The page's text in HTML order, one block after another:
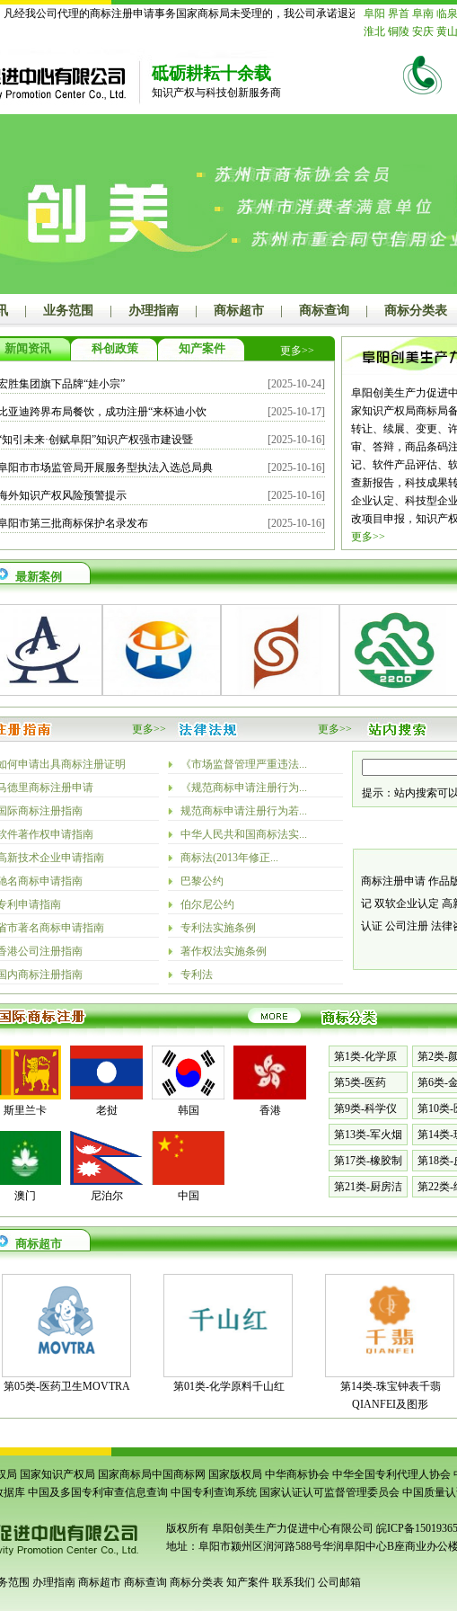
我公司代理的商标注册申请事务国家商标局未受理的，我公司承诺退还所有费用。
阜阳 界首 阜南 临泉
淮北 铜陵 安庆 黄山
天津 重庆
台州 丽水 福建
潮州 揭阳
汉 黄石 十堰 宜昌
长沙 株洲 湘潭 衡阳
娄底 河南 郑州 开封
秦皇岛 邯郸 邢台
大同
阳泉 长治 晋城
连 鞍山 抚顺 本溪
岛 吉林 长春 吉林
齐齐哈尔 鸡西
绥化 四川 成都 自贡
南充 眉山 宜宾 广安
林芝 山南 云南 昆明
阳 六盘水 遵义 安顺
安 汉中 榆林 安康
掖 平凉 酒泉 庆阳
海 西宁 海东 新疆
砥砺耕耘十余载
知识产权与科技创新服务商
业务范围 办理指南 商标超市 商标查询 商标分类表
新闻资讯 科创政策 知产案件 更多>>
胜集团旗下品牌“娃小宗” [2025-10-24]
比亚迪跨界布局餐饮，成功注册“来杯迪小饮 [2025-10-17]
知引未来·创赋阜阳”知识产权强市建设暨 [2025-10-16]
阳市市场监管局开展服务型执法入选总局典 [2025-10-16]
外知识产权风险预警提示 [2025-10-16]
阳市第三批商标保护名录发布 [2025-10-16]
阜阳创美生产力促进
家知识产权局商标局
转让、续展、变更、
审、答辩，商品条码
记、软件产品评估、
查新报告，科技成果
企业认定、科技型企
改项目申报，知识产
更多>>
最新案例
更多>> 更多>>
何申请出具商标注册证明
德里商标注册申请
际商标注册指南
件著作权申请指南
新技术企业申请指南
名商标申请指南
利申请指南
市著名商标申请指南
港公司注册指南
内商标注册指南
《市场监督管理严重违法...
《规范商标申请注册行为...
规范商标申请注册行为若...
中华人民共和国商标法实...
商标法(2013年修正...
巴黎公约
伯尔尼公约
专利法实施条例
著作权法实施条例
专利法
提示：站内搜索可
商标注册申请 作品
记 双软企业认定 高
认证 公司注册 法律
斯里兰卡 老挝 韩国 香港
澳门 尼泊尔 中国
第1类-化学原
料
第2类-
漆
第5类-医药
第6类-
料
第9类-科学仪
器
第10类-
械
第13类-军火烟
火
第14类-
表
第17类-橡胶制
品
第18类-
具
第21类-厨房洁
第22类-
商标超市
第05类-医药卫生MOVTRA 第01类-化学原料千山红
第14类-珠宝钟表千翡
QIANFEI及图形
局 国家知识产权局 国家商标局中国商标网 国家版权局 中华商标协会 中华全国专利代理人协会
据库 中国及多国专利审查信息查询 中国专利查询系统 国家认证认可监督管理委员会 中国质量
版权所有 阜阳创美生产力促进中心有限公司 皖ICP备
地址：阜阳市颍州区润河路588号华润阜阳中心B座商业办公
范围 办理指南 商标超市 商标查询 商标分类表 知产案件 联系我们 公司邮箱